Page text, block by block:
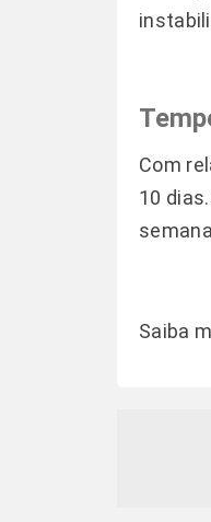
Com
10
Saiba